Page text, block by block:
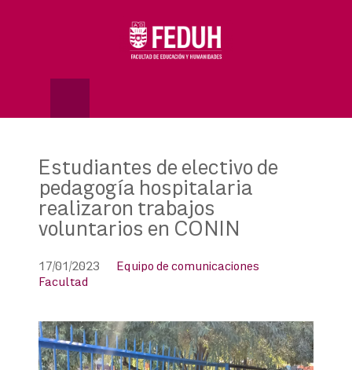
Estudiantes de electivo de
pedagogía hospitalaria
realizaron trabajos
voluntarios en CONIN
17/01/2023
Equipo de comunicaciones
Facultad